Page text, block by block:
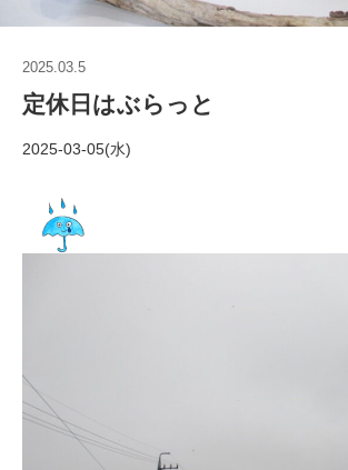
2025.03.5
定休日はぶらっと
2025-03-05(水)